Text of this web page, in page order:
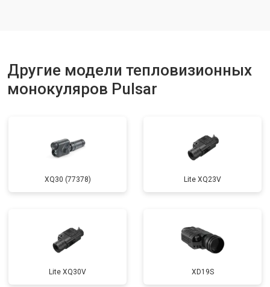
Другие модели тепловизионных
монокуляров Pulsar
XQ30 (77378) Lite XQ23V
Lite XQ30V XD19S